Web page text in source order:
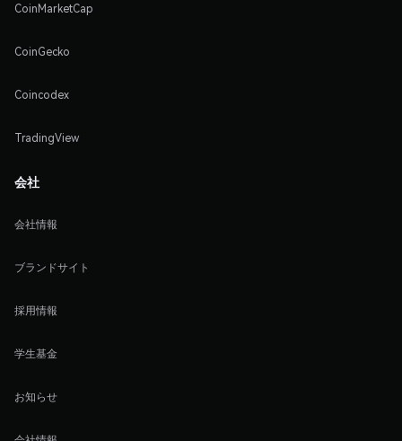
CoinMarketCap
CoinGecko
Coincodex
TradingView
会社
会社情報
ブランドサイト
採用情報
学生基金
お知らせ